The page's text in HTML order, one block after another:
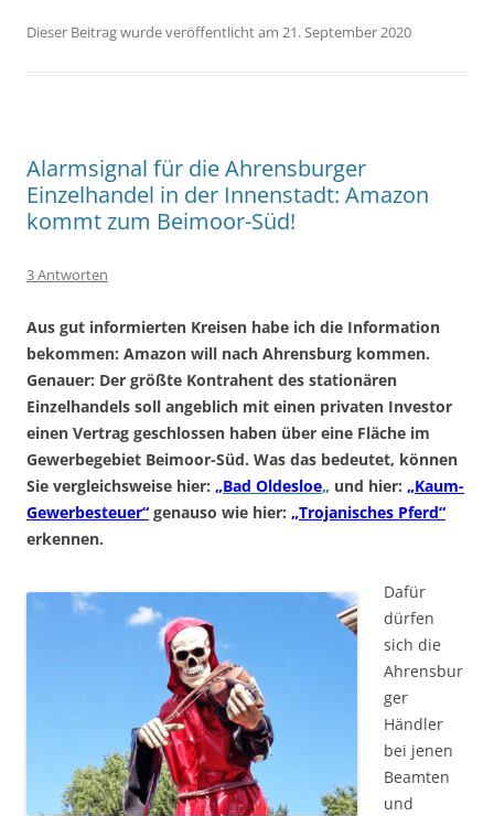
Dieser Beitrag wurde veröffentlicht am 21. September 2020
Alarmsignal für die Ahrensburger
Einzelhandel in der Innenstadt: Amazon
kommt zum Beimoor-Süd!
3 Antworten
Aus gut informierten Kreisen habe ich die Information
bekommen: Amazon will nach Ahrensburg kommen.
Genauer: Der größte Kontrahent des stationären
Einzelhandels soll angeblich mit einen privaten Investor
einen Vertrag geschlossen haben über eine Fläche im
Gewerbegebiet Beimoor-Süd. Was das bedeutet, können
Sie vergleichsweise hier: „Bad Oldesloe„ und hier: „Kaum-
Gewerbesteuer“ genauso wie hier: „Trojanisches Pferd“
erkennen.
Dafür
dürfen
sich die
Ahrensbur
ger
Händler
bei jenen
Beamten
und